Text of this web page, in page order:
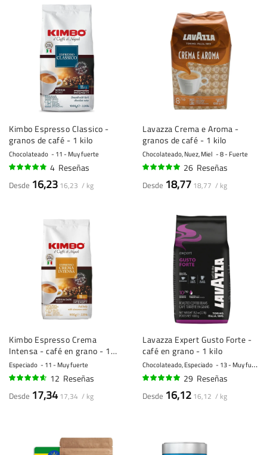
Kimbo Espresso Classico -
granos de café - 1 kilo
Chocolateado 11 - Muy fuerte
4 Reseñas
Desde 16,23 16,23 / kg
Lavazza Crema e Aroma -
granos de café - 1 kilo
Chocolateado, Nuez, Miel 8 - Fuerte
26 Reseñas
Desde 18,77 18,77 / kg
Kimbo Espresso Crema
Intensa - café en grano - 1
kilo
Especiado 11 - Muy fuerte
12 Reseñas
Desde 17,34 17,34 / kg
Lavazza Expert Gusto Forte -
café en grano - 1 kilo
Chocolateado, Especiado 13 - Muy fuerte
29 Reseñas
Desde 16,12 16,12 / kg